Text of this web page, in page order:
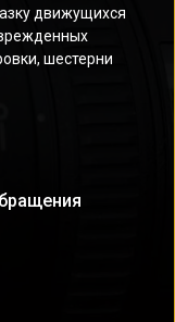
движущихся
шестерни